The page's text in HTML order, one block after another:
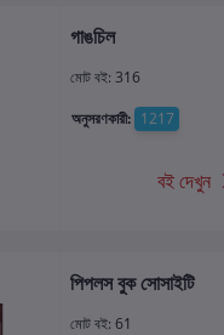
গাঙচিল
মোট বই: 316
অনুসরণকারী: 1217
বই দেখুন
পিপলস বুক সোসাইটি
মোট বই: 61